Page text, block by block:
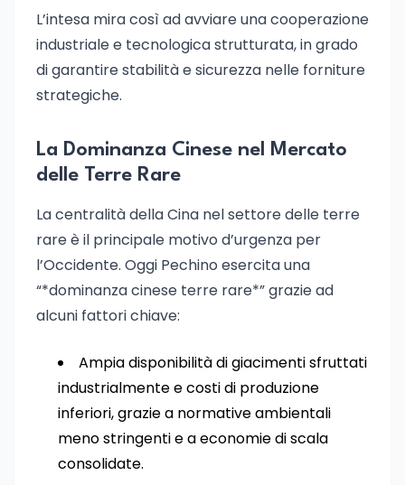
L’intesa mira così ad avviare una cooperazione
industriale e tecnologica strutturata, in grado
di garantire stabilità e sicurezza nelle forniture
strategiche.
La Dominanza Cinese nel Mercato
delle Terre Rare
La centralità della Cina nel settore delle terre
rare è il principale motivo d’urgenza per
l’Occidente. Oggi Pechino esercita una
“*dominanza cinese terre rare*” grazie ad
alcuni fattori chiave:
Ampia disponibilità di giacimenti sfruttati
industrialmente e costi di produzione
inferiori, grazie a normative ambientali
meno stringenti e a economie di scala
consolidate.